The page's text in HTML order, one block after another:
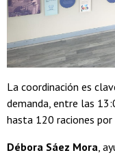
La coordinación es
demanda, entre las
hasta 120 raciones por
Débora Sáez Mora,